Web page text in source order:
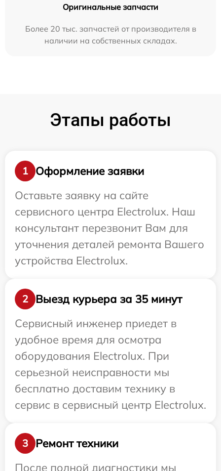
Оригинальные запчасти
Более 20 тыс. запчастей от производителя в
наличии на собственных складах.
Этапы работы
1
Оформление заявки
Оставьте заявку на сайте
сервисного центра Electrolux. Наш
консультант перезвонит Вам для
уточнения деталей ремонта Вашего
устройства Electrolux.
2
Выезд курьера за 35 минут
Сервисный инженер приедет в
удобное время для осмотра
оборудования Electrolux. При
серьезной неисправности мы
бесплатно доставим технику в
сервис в сервисный центр Electrolux.
3
Ремонт техники
После полной диагностики мы